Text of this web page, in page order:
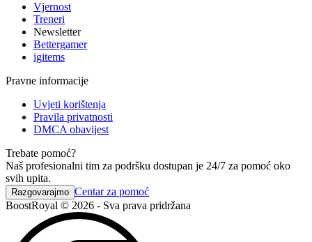
Vjernost
Treneri
Newsletter
Bettergamer
igitems
Pravne informacije
Uvjeti korištenja
Pravila privatnosti
DMCA obavijest
Trebate pomoć?
Naš profesionalni tim za podršku dostupan je 24/7 za pomoć oko
svih upita.
Razgovarajmo Centar za pomoć
BoostRoyal © 2026 - Sva prava pridržana